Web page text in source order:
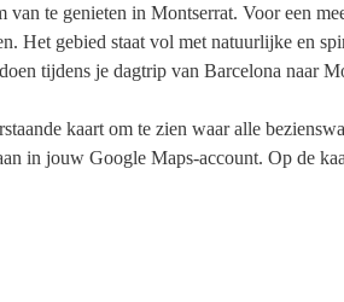
van te genieten in Montserrat. Voor een
Het gebied staat vol met natuurlijke en
tijdens je dagtrip van Barcelona naar
kaart om te zien waar alle
in jouw Google Maps-account. Op de